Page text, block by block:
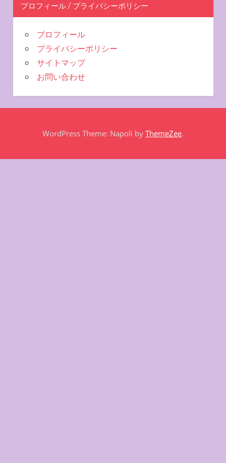
プロフィール / プライバシーポリシー
プロフィール
プライバシーポリシー
サイトマップ
お問い合わせ
WordPress Theme: Napoli by ThemeZee.